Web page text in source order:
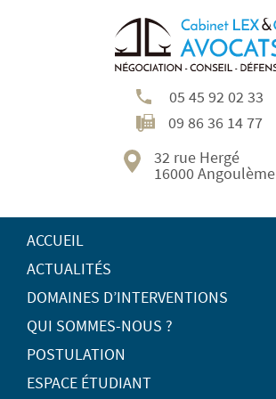
05 45 92 02 33
09 86 36 14 77
32 rue Hergé
16000 Angoulème
ACCUEIL
ACTUALITÉS
DOMAINES D’INTERVENTIONS
QUI SOMMES-NOUS ?
POSTULATION
ESPACE ÉTUDIANT